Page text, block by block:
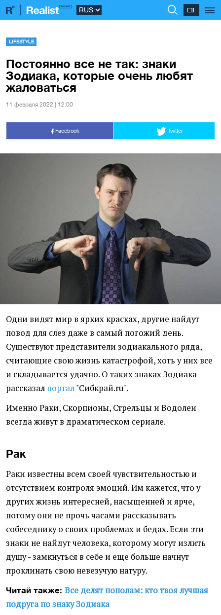
LIFESTYLE
Постоянно все не так: знаки
Зодиака, которые очень любят
жаловаться
11 февраля 2022 | 12:00
Facebook Twitter
Одни видят мир в ярких красках, другие найдут
повод для слез даже в самый погожий день.
Существуют представители зодиакального ряда,
считающие свою жизнь катастрофой, хоть у них все
и складывается удачно. О таких знаках Зодиака
рассказал портал"Сибкрай.ru".
Именно Раки, Скорпионы, Стрельцы и Водолеи
всегда живут в драматическом сериале.
Рак
Раки известны всем своей чувствительностью и
отсутствием контроля эмоций. Им кажется, что у
других жизнь интересней, насыщенней и ярче,
потому они не прочь часами рассказывать
собеседнику о своих проблемах и бедах. Если эти
знаки не найдут человека, которому могут излить
душу - замкнуться в себе и еще больше начнут
проклинать свою невезучую натуру.
Читай также: Все делят пополам: кто твоя лучшая
подруга по знаку Зодиака